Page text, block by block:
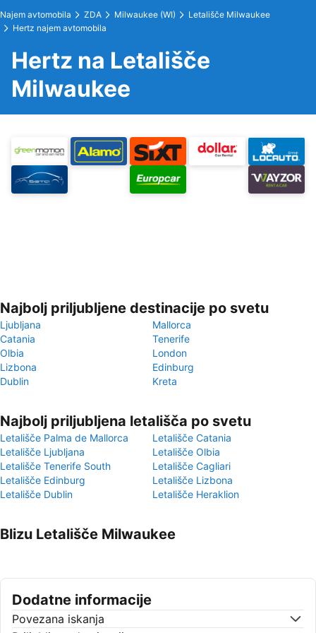
Najem avtomobila ZDA Milwaukee (WI)
Letališče Milwaukee
Hertz najem avtomobila
Hertz na Letališče
Milwaukee
Najbolj priljubljene destinacije po svetu
Ljubljana
Mallorca
Catania
Tenerife
Olbia
London
Lizbona
Edinburg
Dublin
Kreta
Najbolj priljubljena letališča po svetu
Letališče Palma de Mallorca
Letališče Catania
Letališče Ljubljana
Letališče Olbia
Letališče Tenerife South
Letališče Cagliari
Letališče Edinburg
Letališče Lizbona
Letališče Dublin
Letališče Heraklion
Blizu Letališče Milwaukee
Dodatne informacije
Povezana iskanja